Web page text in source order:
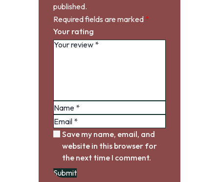
published.
Required fields are marked *
Your rating
Save my name, email, and
website in this browser for
the next time I comment.